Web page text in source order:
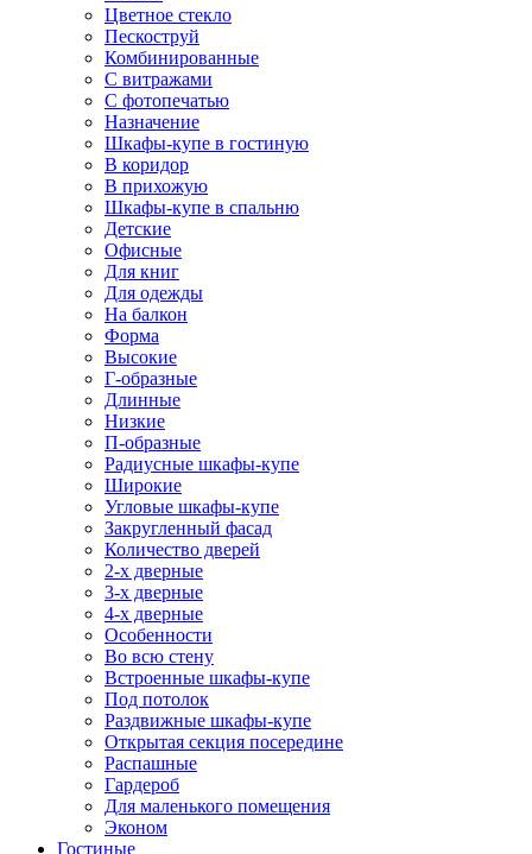
Цветное стекло
Пескоструй
Комбинированные
С витражами
С фотопечатью
Назначение
Шкафы-купе в гостиную
В коридор
В прихожую
Шкафы-купе в спальню
Детские
Офисные
Для книг
Для одежды
На балкон
Форма
Высокие
Г-образные
Длинные
Низкие
П-образные
Радиусные шкафы-купе
Широкие
Угловые шкафы-купе
Закругленный фасад
Количество дверей
2-х дверные
3-х дверные
4-х дверные
Особенности
Во всю стену
Встроенные шкафы-купе
Под потолок
Раздвижные шкафы-купе
Открытая секция посередине
Распашные
Гардероб
Для маленького помещения
Эконом
Гостиные